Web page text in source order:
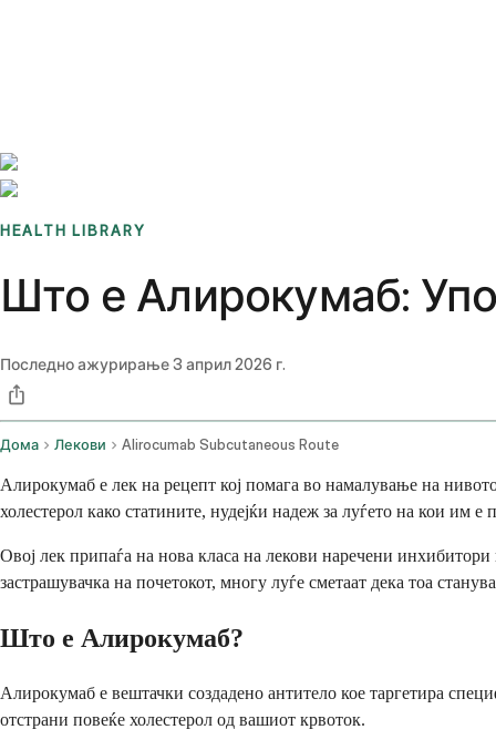
HEALTH LIBRARY
Што е Алирокумаб:
Последно ажурирање3 април 2026 г.
Дома Лекови Alirocumab Subcutaneous Route
Алирокумаб е лек на рецепт кој помага во намалување на
холестерол како статините, нудејќи надеж за луѓето на кои им
Овој лек припаѓа на нова класа на лекови наречени
застрашувачка на почетокот, многу луѓе сметаат дека тоа
Што е Алирокумаб?
Алирокумаб е вештачки создадено антитело кое таргетира
отстрани повеќе холестерол од вашиот крвоток.